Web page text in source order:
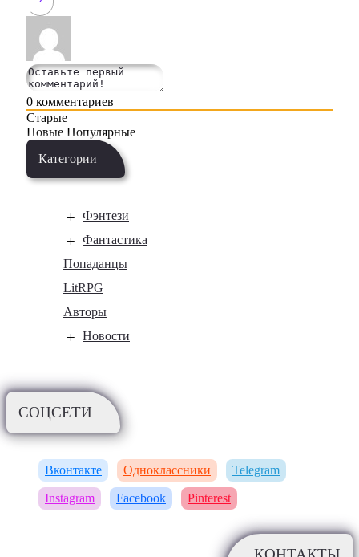
0 комментариев
Старые
Новые Популярные
Категории
Фэнтези
Фантастика
Попаданцы
LitRPG
Авторы
Новости
СОЦСЕТИ
Вконтакте Одноклассники Telegram
Instagram Facebook Pinterest